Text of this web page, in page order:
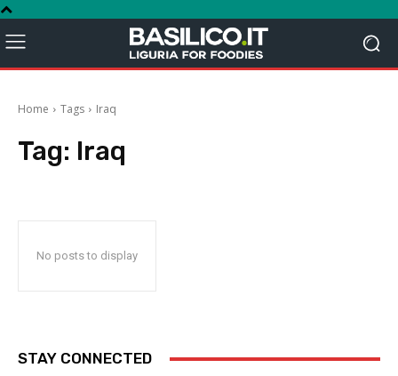
Home Tags Iraq
Tag: Iraq
No posts to display
STAY CONNECTED